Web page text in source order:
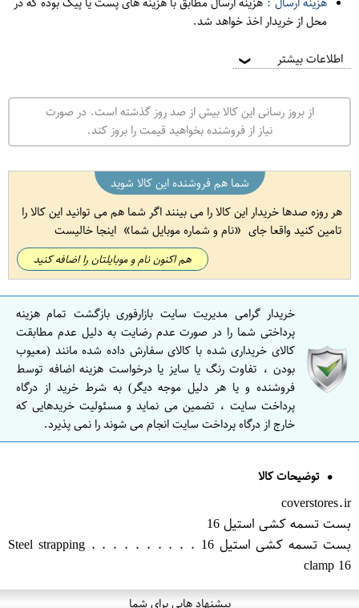
محل از خریدار اخذ خواهد شد.
اطلاعات بیشتر ❯
از بروز رسانی این کالا بیش از صد روز گذشته است. در صورت
نیاز از فروشنده بخواهید قیمت را بروز کند.
شما هم فروشنده این کالا شوید
هر روزه صدها خریدار این کالا را می بینند اگر شما هم می توانید این کالا را
تامین کنید واقعا جای
نام و شماره موبایل شما اینجا خالیست
هم اکنون نام و موبایلتان را اضافه کنید
خریدار گرامی مدیریت سایت بازارفوری بازگشت تمام هزینه
پرداختی شما را در صورت عدم رضایت به دلیل عدم مطابقت
کالای خریداری شده با کالای سفارش داده شده مانند (معیوب
بودن ، تفاوت رنگ یا سایز یا درخواست هزینه اضافه توسط
فروشنده و یا هر دلیل موجه دیگر) به شرط خرید از درگاه
پرداخت سایت ، تضمین می نماید و مسئولیت خریدهایی که
خارج از درگاه پرداخت سایت انجام می شوند را نمی پذیرد.
توضیحات کالا
coverstores.ir
بست تسمه کشی استیل 16
بست تسمه کشی استیل 16 . . . . . . . . . . Steel strapping
clamp 16
پیشنهاد هایی برای شما